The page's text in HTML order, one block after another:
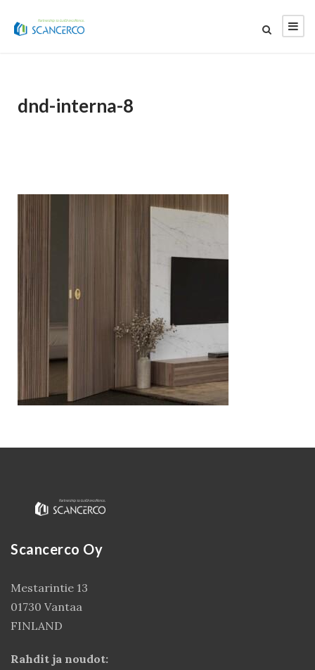
dnd-interna-8
Scancerco Oy
Mestarintie 13
01730 Vantaa
FINLAND
Rahdit ja noudot: